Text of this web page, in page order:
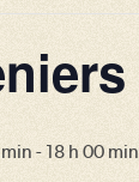
- 18 h 00 min